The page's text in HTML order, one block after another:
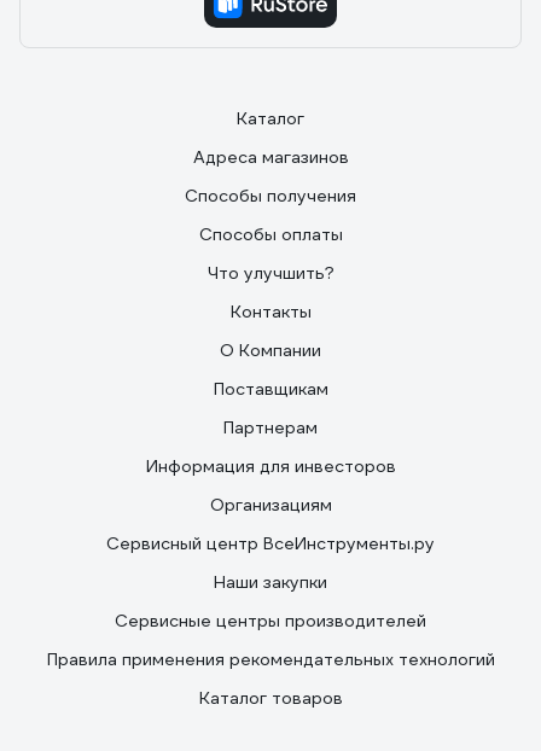
Каталог
Адреса магазинов
Способы получения
Способы оплаты
Что улучшить?
Контакты
О Компании
Поставщикам
Партнерам
Информация для инвесторов
Организациям
Сервисный центр ВсеИнструменты.ру
Наши закупки
Сервисные центры производителей
Правила применения рекомендательных технологий
Каталог товаров